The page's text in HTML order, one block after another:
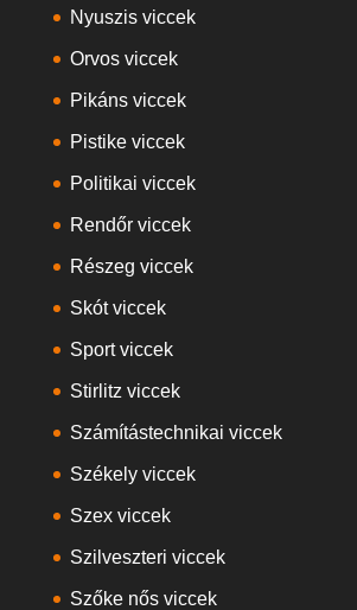
Nyuszis viccek
Orvos viccek
Pikáns viccek
Pistike viccek
Politikai viccek
Rendőr viccek
Részeg viccek
Skót viccek
Sport viccek
Stirlitz viccek
Számítástechnikai viccek
Székely viccek
Szex viccek
Szilveszteri viccek
Szőke nős viccek